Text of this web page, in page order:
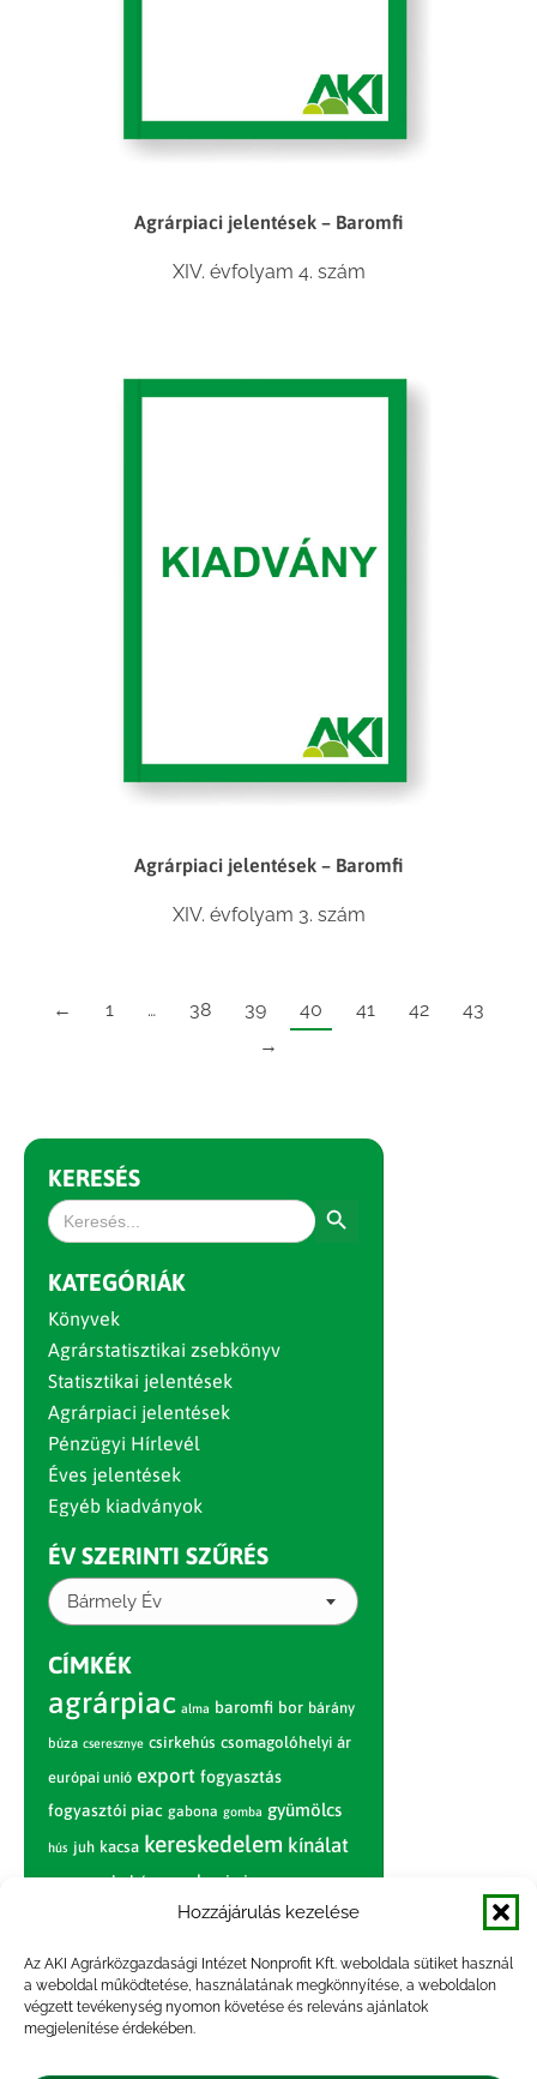
Hozzájárulás kezelése
Az AKI Agrárközgazdasági Intézet Nonprofit Kft. weboldala sütiket használ
a weboldal működtetése, használatának megkönnyítése, a weboldalon
végzett tevékenység nyomon követése és releváns ajánlatok
megjelenítése érdekében.
Agrárpiaci jelentések – Baromfi
XIV. évfolyam 4. szám
Agrárpiaci jelentések – Baromfi
XIV. évfolyam 3. szám
← 1 … 38 39 40 41 42
43
→
KERESÉS
Search
for:
KATEGÓRIÁK
Könyvek
Agrárstatisztikai zsebkönyv
Statisztikai jelentések
Agrárpiaci jelentések
Pénzügyi Hírlevél
Éves jelentések
Egyéb kiadványok
ÉV SZERINTI SZŰRÉS
Bármely Év
CÍMKÉK
agrárpiac alma baromfi bor bárány
búza cseresznye csirkehús csomagolóhelyi ár
európai unió export fogyasztás
fogyasztói piac gabona gomba gyümölcs
hús juh kacsa kereskedelem kínálat
körte marhahús nagybani piac narancs
nemzetközi árinformációk
paradicsom piac piaci jelentés
pulyka pulykahús sertés sertéshús
szarvasmarha termelés
termelői